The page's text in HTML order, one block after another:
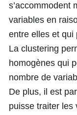
s’accommodent
variables en
entre elles et qui
La clustering
homogènes qui
nombre de
De plus, il est
puisse traiter les